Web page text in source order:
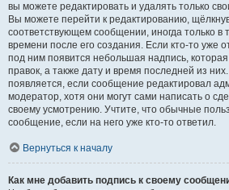
вы можете редактировать и удалять только
Вы можете перейти к редактированию,
соответствующем сообщении, иногда только в
времени после его создания. Если кто-то уже
под ним появится небольшая надпись,
правок, а также дату и время последней из
появляется, если сообщение редактировал
модератор, хотя они могут сами написать о
своему усмотрению. Учтите, что обычные
сообщение, если на него уже кто-то ответил.
Вернуться к началу
Как мне добавить подпись к своему